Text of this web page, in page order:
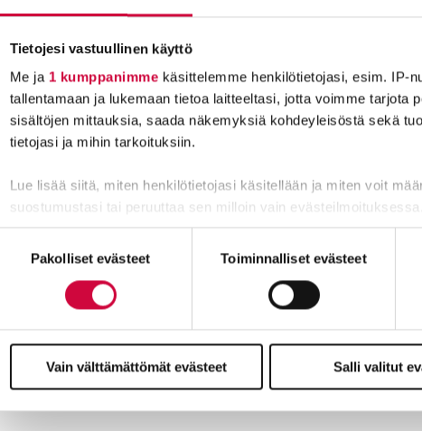
Tietojesi vastuullinen käyttö
Me ja 1 kumppanimme käsittelemme henkilötietojasi, esim. IP-
tallentamaan ja lukemaan tietoa laitteeltasi, jotta voimme tarjota
sisältöjen mittauksia, saada näkemyksiä kohdeyleisöstä sekä
tietojasi ja mihin tarkoituksiin.
Lue lisää siitä, miten henkilötietojasi käsitellään ja miten voit
suostumustasi tai peruuttaa sen milloin vain evästeilmoituksessa.
Evästeistä osa on välttämättömiä, osa sivuston toimintaa
Pakolliset evästeet Toiminnalliset evästeet
Vain välttämättömät evästeet Salli valitut
osanottajille ajankohtaista tietoa työsuojelusta, työpaikan
Jaa
Telegramilla
LIITY VAHVAAN
Julkisten ja
Käyntiosoite: Sörnäisten
Postiosoite: PL 101,
Kyllä joku hoitaa® sekä isokirjainlyhenne JHL®
Yhteystiedot